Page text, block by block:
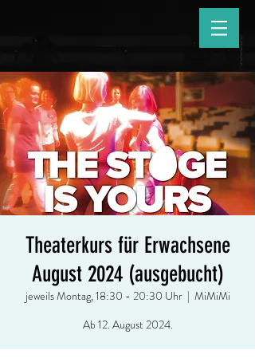
Theaterkurs für Erwachsene
August 2024 (ausgebucht)
jeweils Montag, 18:30 - 20:30 Uhr
  |
MiMiMi
Ab 12. August 2024.